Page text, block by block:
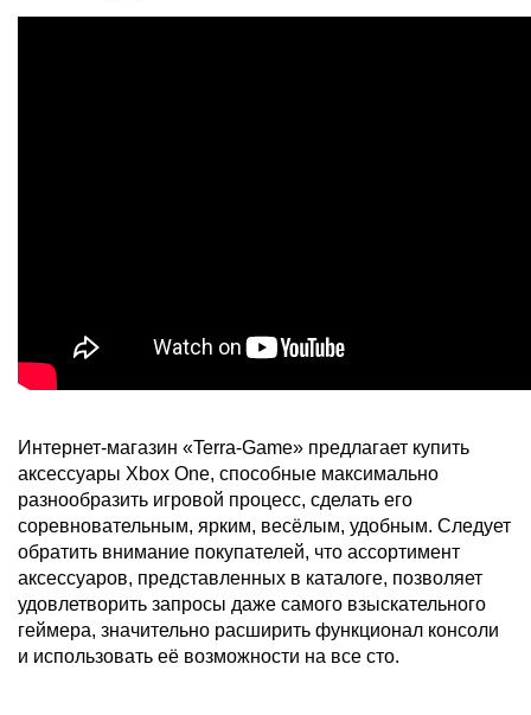
Интернет-магазин «Terra-Game» предлагает купить
аксессуары Xbox One, способные максимально
разнообразить игровой процесс, сделать его
соревновательным, ярким, весёлым, удобным. Следует
обратить внимание покупателей, что ассортимент
аксессуаров, представленных в каталоге, позволяет
удовлетворить запросы даже самого взыскательного
геймера, значительно расширить функционал консоли
и использовать её возможности на все сто.